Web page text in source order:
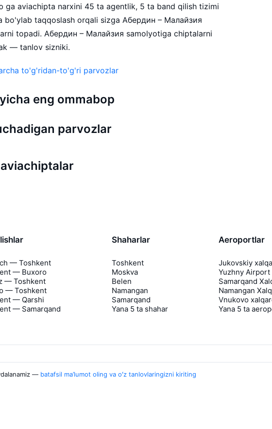
ga aviachipta narxini 45 ta agentlik, 5 ta band qilish tizimi
bo'ylab taqqoslash orqali sizga Абердин – Малайзия
topadi. Абердин – Малайзия samolyotiga chiptalarni
— tanlov sizniki.
to'g'ridan-to'g'ri parvozlar
eng ommabop
parvozlar
— Toshkent
— Buxoro
— Toshkent
— Toshkent
— Qarshi
— Samarqand
Shaharlar
Toshkent
Moskva
Belen
Namangan
Samarqand
Yana 5 ta shahar
Aeroportlar
Jukovskiy
Yuzhny Airport
Samarqand
Namangan
Vnukovo
Yana 5 ta
haqida
— batafsil ma’lumot oling va oʻz tanlovlaringizni kiriting